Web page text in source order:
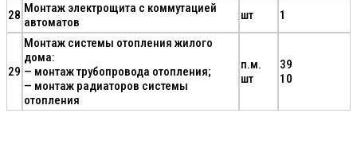
28 Монтаж электрощита с коммутацией
автоматов
шт 1
29
Монтаж системы отопления жилого
дома:
— монтаж трубопровода отопления;
— монтаж радиаторов системы
отопления
п.м.
шт
39
10